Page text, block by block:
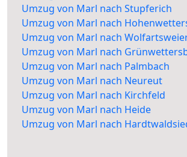
Umzug von Marl nach Stupferich
Umzug von Marl nach
Umzug von Marl nach
Umzug von Marl nach
Umzug von Marl nach Palmbach
Umzug von Marl nach Neureut
Umzug von Marl nach Kirchfeld
Umzug von Marl nach Heide
Umzug von Marl nach